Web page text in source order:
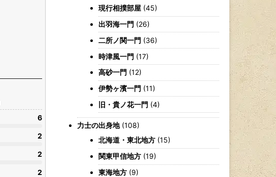
6
2
2
2
現行相撲部屋 (45)
出羽海一門 (26)
二所ノ関一門 (36)
時津風一門 (17)
高砂一門 (12)
伊勢ヶ濱一門 (11)
旧・貴ノ花一門 (4)
力士の出身地(108)
北海道・東北地方 (15)
関東甲信地方 (19)
東海地方 (9)